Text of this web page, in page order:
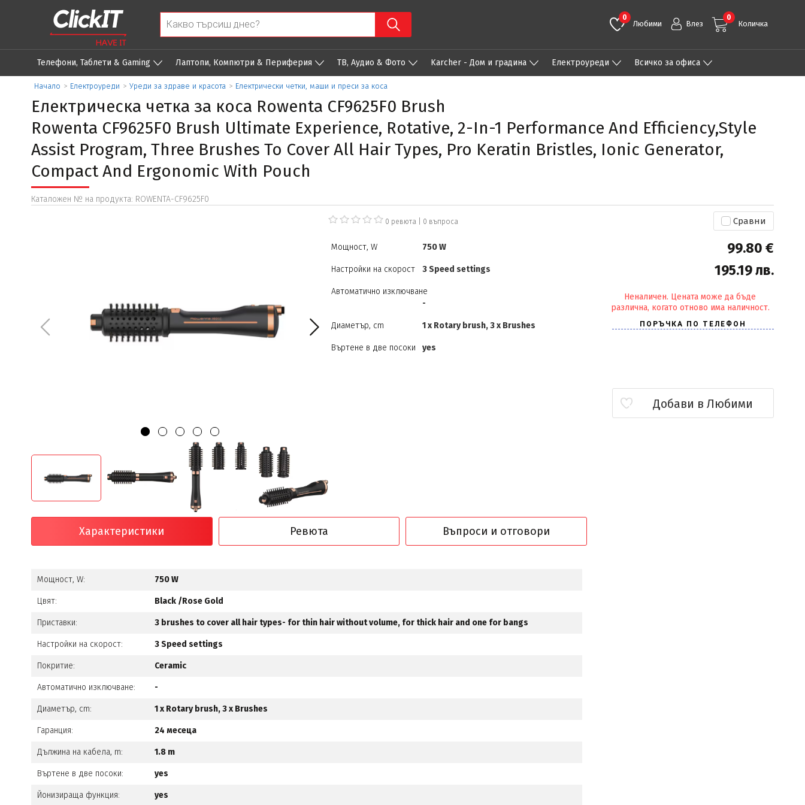
0
Любими Влез
0
Количка
Телефони, Таблети & Gaming Лаптопи, Компютри & Периферия ТВ, Аудио & Фото Karcher - Дом и градина Eлектроуреди Всичко за офиса
Начало > Eлектроуреди > Уреди за здраве и красота > Електрически четки, маши и преси за коса
Електрическа четка за коса Rowenta CF9625F0 Brush
Rowenta CF9625F0 Brush Ultimate Experience, Rotative, 2-In-1 Performance And Efficiency,Style
Assist Program, Three Brushes To Cover All Hair Types, Pro Keratin Bristles, Ionic Generator,
Compact And Ergonomic With Pouch
Каталожен № на продукта: ROWENTA-CF9625F0
0 ревюта 0 въпроса
Мощност, W 750 W
Настройки на скорост 3 Speed settings
Автоматично изключване
-
Диаметър, cm 1 x Rotary brush, 3 x Brushes
Въртене в две посоки yes
Сравни
99.80 €
195.19 лв.
Неналичен. Цената може да бъде
различна, когато отново има наличност.
Добави в Любими
Характеристики Ревюта Въпроси и отговори
Мощност, W: 750 W
Цвят: Black /Rose Gold
Приставки: 3 brushes to cover all hair types- for thin hair without volume, for thick hair and one for bangs
Настройки на скорост: 3 Speed settings
Покритие: Ceramic
Автоматично изключване: -
Диаметър, cm: 1 x Rotary brush, 3 x Brushes
Гаранция: 24 месеца
Дължина на кабела, m: 1.8 m
Въртене в две посоки: yes
Йонизираща функция: yes